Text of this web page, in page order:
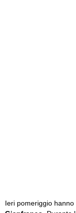
Ieri pomeriggio hanno